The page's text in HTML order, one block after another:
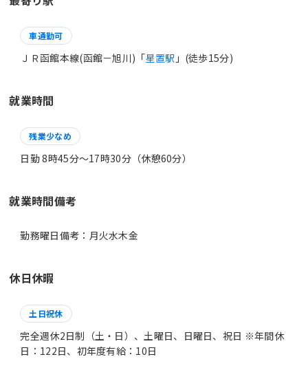
車通勤可
ＪＲ函館本線(函館－旭川)「星置駅 」(徒歩15分)
就業時間
残業少なめ
日勤 8時45分〜17時30分（休憩60分）
就業時間備考
休日休暇
土日祝休
完全週休2日制（土・日）、土曜日、日曜日、祝日 ※年間休
日：122日、初年度有給：10日